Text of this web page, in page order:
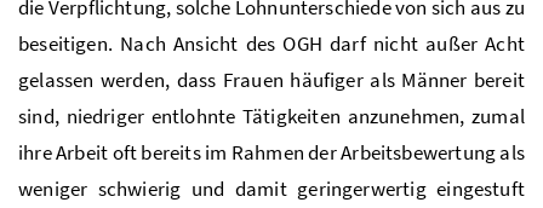
die Verpflichtung, solche Lohnunterschiede von sich aus zu
beseitigen. Nach Ansicht des OGH darf nicht außer Acht
gelassen werden, dass Frauen häufiger als Männer bereit
sind, niedriger entlohnte Tätigkeiten anzunehmen, zumal
ihre Arbeit oft bereits im Rahmen der Arbeitsbewertung als
weniger schwierig und damit geringerwertig eingestuft